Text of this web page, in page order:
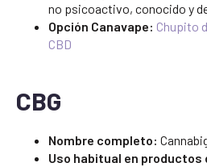
no psicoactivo, conocido y
Opción Canavape: Chupito
CBD
CBG
Nombre completo:
Uso habitual en productos